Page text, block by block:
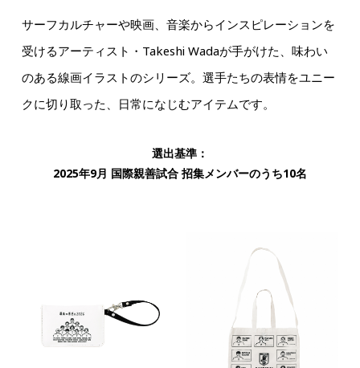
サーフカルチャーや映画、音楽からインスピレーションを
受けるアーティスト・Takeshi Wadaが手がけた、味わい
のある線画イラストのシリーズ。選手たちの表情をユニー
クに切り取った、日常になじむアイテムです。
選出基準：
2025年9月 国際親善試合 招集メンバーのうち10名